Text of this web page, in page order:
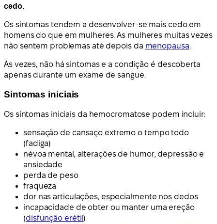
cedo.
Os sintomas tendem a desenvolver-se mais cedo em
homens do que em mulheres. As mulheres muitas vezes
não sentem problemas até depois da menopausa.
Às vezes, não há sintomas e a condição é descoberta
apenas durante um exame de sangue.
Sintomas iniciais
Os sintomas iniciais da hemocromatose podem incluir:
sensação de cansaço extremo o tempo todo
(fadiga)
névoa mental, alterações de humor, depressão e
ansiedade
perda de peso
fraqueza
dor nas articulações, especialmente nos dedos
incapacidade de obter ou manter uma ereção
(disfunção erétil)